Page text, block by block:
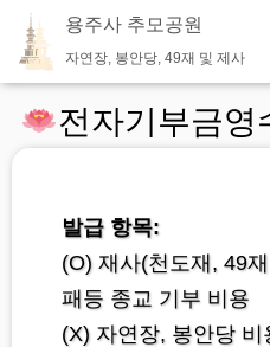
용주사 추모공원
자연장, 봉안당, 49재 및 제사
전자기부금영
발급 항목:
(O) 재사(천도재, 49
패등 종교 기부 비용
(X) 자연장, 봉안당 비